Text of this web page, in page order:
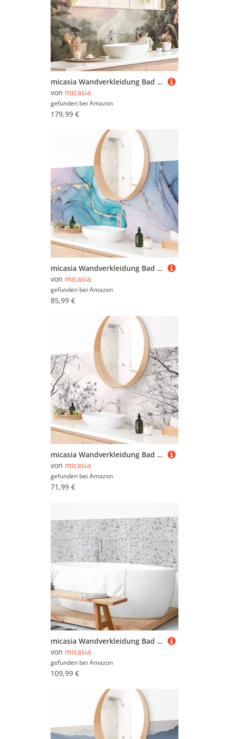
micasia Wandverkleidung Bad selbstklebend wasserfest Wald fugenlos Wandpaneel - made in Germany - Dschungel Hartfolie matt grün Badrückwand Tropisch statt Fliesen 1006 (300x85cm)
von micasia
gefunden bei Amazon
179,99 €
micasia Wandverkleidung Bad selbstklebend wasserfest originell fugenlos Wandpaneel - made in Germany - Design Hartfolie matt pastell Badrückwand Aquarell statt Fliesen 1011-P (175x50cm)
von micasia
gefunden bei Amazon
85,99 €
micasia Wandverkleidung Bad selbstklebend wasserfest Wald fugenlos Wandpaneel - made in Germany - Gräser Hartfolie matt grau Badrückwand Motiv statt Fliesen 1012 (175x50cm)
von micasia
gefunden bei Amazon
71,99 €
micasia Wandverkleidung Bad selbstklebend wasserfest Muster fugenlos Wandpaneel - made in Germany - Terrazzo Hartfolie matt weiss Badrückwand Abstrakt statt Fliesen 1431 (150x90cm)
von micasia
gefunden bei Amazon
109,99 €